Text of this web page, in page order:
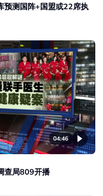
预测国阵+国盟或22席执
04:46
查局809开播